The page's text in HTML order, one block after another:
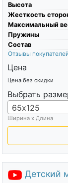
Высота
Жесткость
Максимальный
Пружины
Состав
Отзывы
Цена
Цена без скидки
Выбрать
65х125
Ширина х Длина
Детский